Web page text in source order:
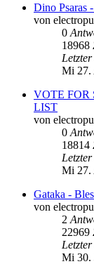
Dino Psaras
von
0
18968
Mi 27.
VOTE FOR
LIST
von
0
18814
Mi 27.
Gataka -
von
2
22969
Mi 30.